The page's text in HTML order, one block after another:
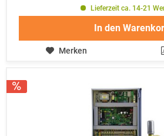
Lieferzeit ca. 14-21
In den
Merken